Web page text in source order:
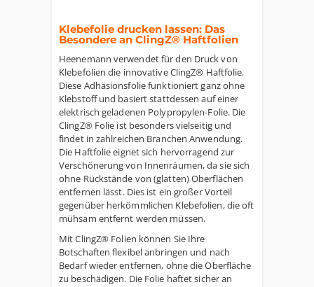
Klebefolie drucken lassen: Das
Besondere an ClingZ® Haftfolien
Heenemann verwendet für den Druck von
Klebefolien die innovative ClingZ® Haftfolie.
Diese Adhäsionsfolie funktioniert ganz ohne
Klebstoff und basiert stattdessen auf einer
elektrisch geladenen Polypropylen-Folie. Die
ClingZ® Folie ist besonders vielseitig und
findet in zahlreichen Branchen Anwendung.
Die Haftfolie eignet sich hervorragend zur
Verschönerung von Innenräumen, da sie sich
ohne Rückstände von (glatten) Oberflächen
entfernen lässt. Dies ist ein großer Vorteil
gegenüber herkömmlichen Klebefolien, die oft
mühsam entfernt werden müssen.
Mit ClingZ® Folien können Sie Ihre
Botschaften flexibel anbringen und nach
Bedarf wieder entfernen, ohne die Oberfläche
zu beschädigen. Die Folie haftet sicher an